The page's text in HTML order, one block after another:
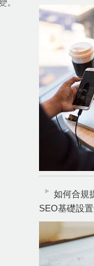
如何合規
SEO基礎設
。